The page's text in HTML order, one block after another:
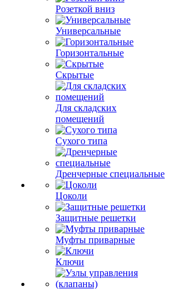
Розеткой вниз
Универсальные
Горизонтальные
Скрытые
Для складских
помещений
Сухого типа
Дренчерные специальные
Цоколи
Защитные решетки
Муфты приварные
Ключи